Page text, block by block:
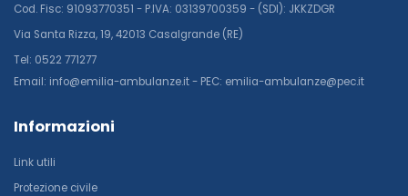
Cod. Fisc: 91093770351 - P.IVA: 03139700359 - (SDI): JKKZDGR
Via Santa Rizza, 19, 42013 Casalgrande (RE)
Tel: 0522 771277
Email: info@emilia-ambulanze.it - PEC: emilia-ambulanze@pec.it
Informazioni
Link utili
Protezione civile